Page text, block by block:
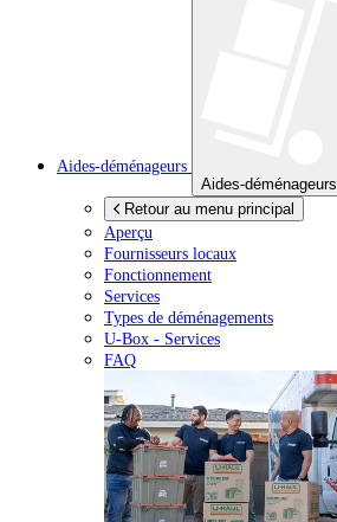
Aides-déménageurs
Aides-déménageurs
Retour au menu principal
Aperçu
Fournisseurs locaux
Fonctionnement
Services
Types de déménagements
U-Box - Services
FAQ